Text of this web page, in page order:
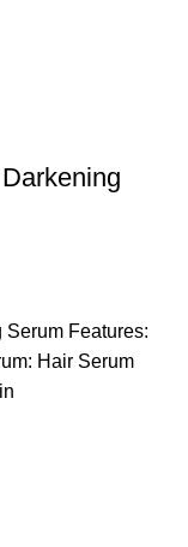
Features:
Hair Serum